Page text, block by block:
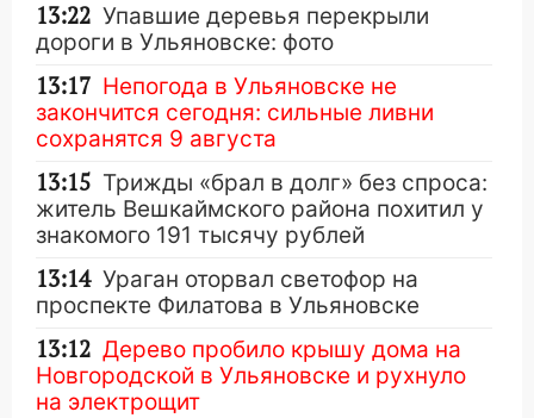
13:22 Упавшие деревья перекрыли
дороги в Ульяновске: фото
13:17 Непогода в Ульяновске не
закончится сегодня: сильные ливни
сохранятся 9 августа
13:15 Трижды «брал в долг» без спроса:
житель Вешкаймского района похитил у
знакомого 191 тысячу рублей
13:14 Ураган оторвал светофор на
проспекте Филатова в Ульяновске
13:12 Дерево пробило крышу дома на
Новгородской в Ульяновске и рухнуло
на электрощит